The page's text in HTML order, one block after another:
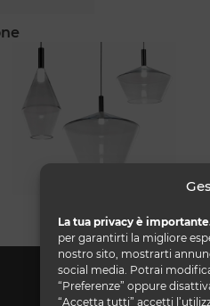
La tua privacy è
per garantirti la migliore
nostro sito, mostrarti
social media. Potrai
“Preferenze” oppure
“Accetta tutti” accetti